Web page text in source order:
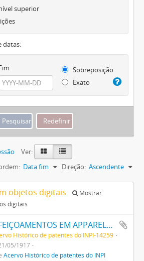
superior
datas:
Sobreposição
Exato
Ver:
Data fim Direção: Ascendente
objetos digitais
Mostrar
digitais
APERFEIÇOAMENTOS EM APPARELHO PARA DESCARGA DE ELECTRONOS
Histórico de patentes do INPI-14259
05/1917
Acervo Histórico de patentes do INPI